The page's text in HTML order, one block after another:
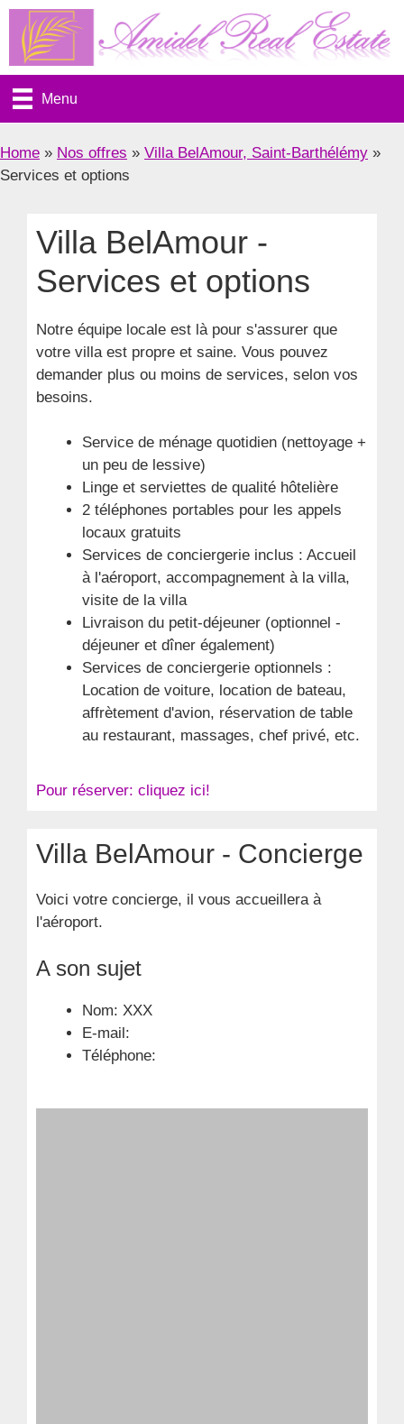
Aller
contenu
Menu
Home » Nos offres » Villa BelAmour, Saint-Barthélémy »
Services et options
Villa BelAmour -
Services et options
Notre équipe locale est là pour s'assurer que
votre villa est propre et saine. Vous pouvez
demander plus ou moins de services, selon vos
besoins.
Service de ménage quotidien (nettoyage +
un peu de lessive)
Linge et serviettes de qualité hôtelière
2 téléphones portables pour les appels
locaux gratuits
Services de conciergerie inclus : Accueil
à l'aéroport, accompagnement à la villa,
visite de la villa
Livraison du petit-déjeuner (optionnel -
déjeuner et dîner également)
Services de conciergerie optionnels :
Location de voiture, location de bateau,
affrètement d'avion, réservation de table
au restaurant, massages, chef privé, etc.
Pour réserver: cliquez ici!
Villa BelAmour - Concierge
Voici votre concierge, il vous accueillera à
l'aéroport.
A son sujet
Nom: XXX
E-mail:
Téléphone: